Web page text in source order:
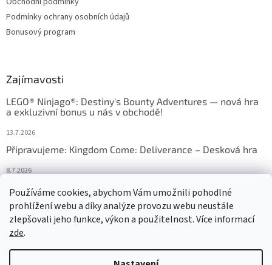
Používáme cookies, abychom Vám umožnili pohodlné
prohlížení webu a díky analýze provozu webu neustále
zlepšovali jeho funkce, výkon a použitelnost. Více informací
zde.
Podmínky ochrany osobních údajů
Bonusový program
Zajímavosti
LEGO® Ninjago®: Destiny's Bounty Adventures — nová hra
a exkluzivní bonus u nás v obchodě!
13.7.2026
Připravujeme: Kingdom Come: Deliverance – Desková hra
8.7.2026
Nejlepší deskové hry: výběr, který frčí v celém Česku
18.6.2026